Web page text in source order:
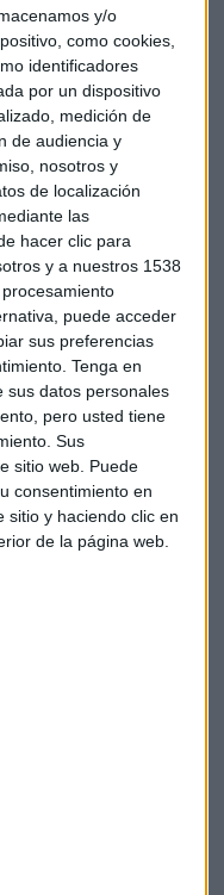
y/o
como cookies,
identificadores
por un dispositivo
medición de
de audiencia y
nosotros y
de localización
las
hacer clic para
y a nuestros 1538
puede acceder
sus preferencias
Tenga en
sus datos personales
pero usted tiene
Sus
sitio web. Puede
consentimiento en
sitio y haciendo clic en
de la página web.
continúa
y colegas
gusta y sigo
que puede
climáticoes uno de los
pero también es uno
gravemente a América
votos a Trump para un
Stephen Hawking
y a la vez lleno de
industrial ha